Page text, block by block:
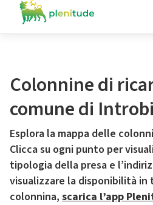
Colonnine di
comune di
Esplora la mappa delle
Clicca su ogni punto per
tipologia della presa e
visualizzare la disponibilità
colonnina, scarica l’app